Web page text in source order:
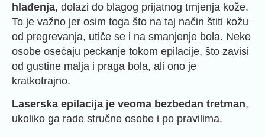
hlađenja, dolazi do blagog prijatnog trnjenja kože.
To je važno jer osim toga što na taj način štiti kožu
od pregrevanja, utiče se i na smanjenje bola. Neke
osobe osećaju peckanje tokom epilacije, što zavisi
od gustine malja i praga bola, ali ono je
kratkotrajno.
Laserska epilacija je veoma bezbedan tretman,
ukoliko ga rade stručne osobe i po pravilima.